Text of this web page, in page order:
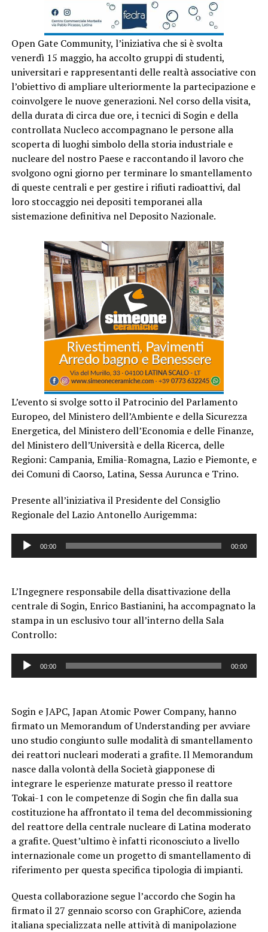
Open Gate Community, l’iniziativa che si è svolta
venerdì 15 maggio, ha accolto gruppi di studenti,
universitari e rappresentanti delle realtà associative con
l’obiettivo di ampliare ulteriormente la partecipazione e
coinvolgere le nuove generazioni. Nel corso della visita,
della durata di circa due ore, i tecnici di Sogin e della
controllata Nucleco accompagnano le persone alla
scoperta di luoghi simbolo della storia industriale e
nucleare del nostro Paese e raccontando il lavoro che
svolgono ogni giorno per terminare lo smantellamento
di queste centrali e per gestire i rifiuti radioattivi, dal
loro stoccaggio nei depositi temporanei alla
sistemazione definitiva nel Deposito Nazionale.
L’evento si svolge sotto il Patrocinio del Parlamento
Europeo, del Ministero dell’Ambiente e della Sicurezza
Energetica, del Ministero dell’Economia e delle Finanze,
del Ministero dell’Università e della Ricerca, delle
Regioni: Campania, Emilia-Romagna, Lazio e Piemonte, e
dei Comuni di Caorso, Latina, Sessa Aurunca e Trino.
Presente all’iniziativa il Presidente del Consiglio
Regionale del Lazio Antonello Aurigemma:
Audio
00:00 00:00
L’Ingegnere responsabile della disattivazione della
centrale di Sogin, Enrico Bastianini, ha accompagnato la
stampa in un esclusivo tour all’interno della Sala
Controllo:
Audio
00:00 00:00
Sogin e JAPC, Japan Atomic Power Company, hanno
firmato un Memorandum of Understanding per avviare
uno studio congiunto sulle modalità di smantellamento
dei reattori nucleari moderati a grafite. Il Memorandum
nasce dalla volontà della Società giapponese di
integrare le esperienze maturate presso il reattore
Tokai-1 con le competenze di Sogin che fin dalla sua
costituzione ha affrontato il tema del decommissioning
del reattore della centrale nucleare di Latina moderato
a grafite. Quest’ultimo è infatti riconosciuto a livello
internazionale come un progetto di smantellamento di
riferimento per questa specifica tipologia di impianti.
Questa collaborazione segue l’accordo che Sogin ha
firmato il 27 gennaio scorso con GraphiCore, azienda
italiana specializzata nelle attività di manipolazione